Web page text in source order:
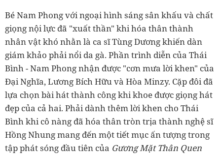
Bé Nam Phong với ngoại hình sáng sân khấu và chất
giọng nội lực đã "xuất thần" khi hóa thân thành
nhân vật khó nhằn là ca sĩ Tùng Dương khiến dàn
giám khảo phải nổi da gà. Phần trình diễn của Thái
Bình - Nam Phong nhận được "cơn mưa lời khen" của
Đại Nghĩa, Lương Bích Hữu và Hòa Minzy. Cặp đôi đã
lựa chọn bài hát thành công khi khoe được giọng hát
đẹp của cả hai. Phải dành thêm lời khen cho Thái
Bình khi cô nàng đã hóa thân tròn trịa thành nghệ sĩ
Hồng Nhung mang đến một tiết mục ấn tượng trong
tập phát sóng đầu tiên của Gương Mặt Thân Quen